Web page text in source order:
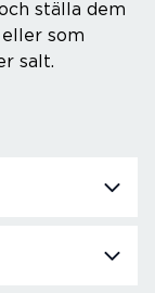
ställa dem
som
salt.